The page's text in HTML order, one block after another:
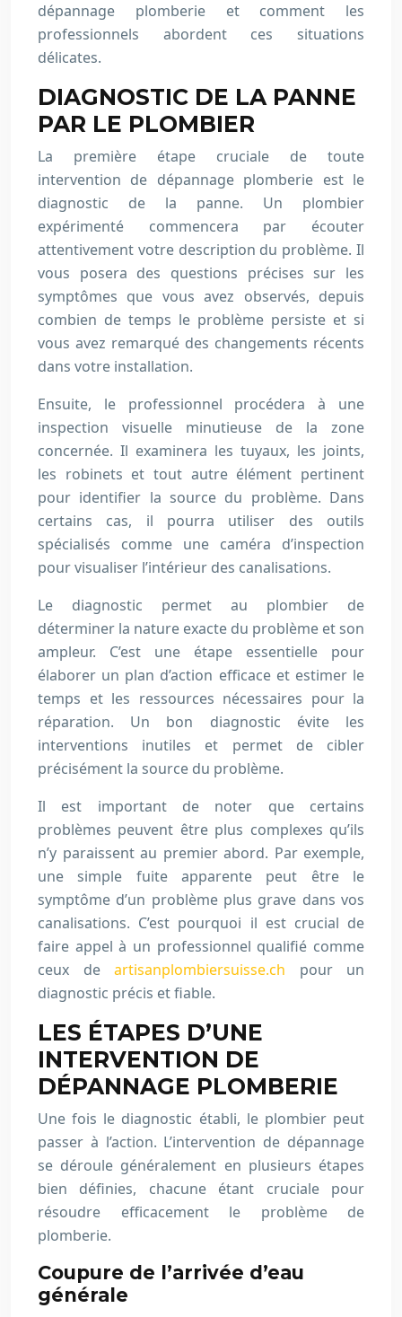
dépannage plomberie et comment les
professionnels abordent ces situations
délicates.
DIAGNOSTIC DE LA PANNE
PAR LE PLOMBIER
La première étape cruciale de toute
intervention de dépannage plomberie est le
diagnostic de la panne. Un plombier
expérimenté commencera par écouter
attentivement votre description du problème. Il
vous posera des questions précises sur les
symptômes que vous avez observés, depuis
combien de temps le problème persiste et si
vous avez remarqué des changements récents
dans votre installation.
Ensuite, le professionnel procédera à une
inspection visuelle minutieuse de la zone
concernée. Il examinera les tuyaux, les joints,
les robinets et tout autre élément pertinent
pour identifier la source du problème. Dans
certains cas, il pourra utiliser des outils
spécialisés comme une caméra d’inspection
pour visualiser l’intérieur des canalisations.
Le diagnostic permet au plombier de
déterminer la nature exacte du problème et son
ampleur. C’est une étape essentielle pour
élaborer un plan d’action efficace et estimer le
temps et les ressources nécessaires pour la
réparation. Un bon diagnostic évite les
interventions inutiles et permet de cibler
précisément la source du problème.
Il est important de noter que certains
problèmes peuvent être plus complexes qu’ils
n’y paraissent au premier abord. Par exemple,
une simple fuite apparente peut être le
symptôme d’un problème plus grave dans vos
canalisations. C’est pourquoi il est crucial de
faire appel à un professionnel qualifié comme
ceux de artisanplombiersuisse.ch pour un
diagnostic précis et fiable.
LES ÉTAPES D’UNE
INTERVENTION DE
DÉPANNAGE PLOMBERIE
Une fois le diagnostic établi, le plombier peut
passer à l’action. L’intervention de dépannage
se déroule généralement en plusieurs étapes
bien définies, chacune étant cruciale pour
résoudre efficacement le problème de
plomberie.
Coupure de l’arrivée d’eau
générale